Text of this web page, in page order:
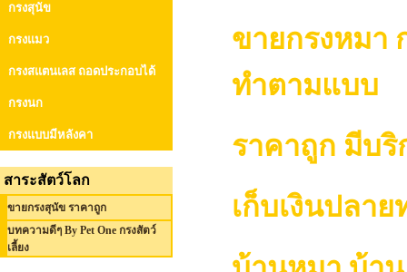
กรงสุนัข
กรงแมว
กรงสแตนเลส ถอดประกอบได้
กรงนก
กรงแบบมีหลังคา
สาระสัตว์โลก
ขายกรงสุนัข ราคาถูก
บทความดีๆ By Pet One กรงสัตว์
เลี้ยง
ขายกรงหมา
ทำตามแบบ
ราคาถูก มีบริ
เก็บเงินปลาย